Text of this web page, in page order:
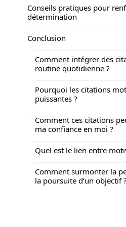
Conseils pratiques pour
détermination
Conclusion
Comment intégrer des
routine quotidienne ?
Pourquoi les citations
puissantes ?
Comment ces citations
ma confiance en moi ?
Quel est le lien entre
Comment surmonter la
la poursuite d’un objectif ?